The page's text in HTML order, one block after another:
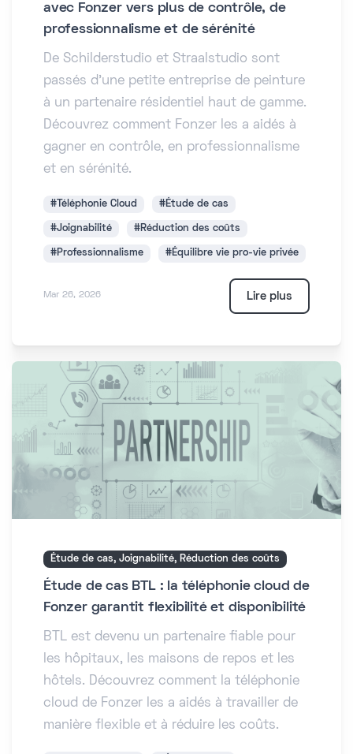
avec Fonzer vers plus de contrôle, de
professionnalisme et de sérénité
De Schilderstudio et Straalstudio sont
passés d’une petite entreprise de peinture
à un partenaire résidentiel haut de gamme.
Découvrez comment Fonzer les a aidés à
gagner en contrôle, en professionnalisme
et en sérénité.
#Téléphonie Cloud #Étude de cas
#Joignabilité #Réduction des coûts
#Professionnalisme #Équilibre vie pro-vie privée
Mar 26, 2026 Lire plus
Étude de cas, Joignabilité, Réduction des coûts
Étude de cas BTL : la téléphonie cloud de
Fonzer garantit flexibilité et disponibilité
BTL est devenu un partenaire fiable pour
les hôpitaux, les maisons de repos et les
hôtels. Découvrez comment la téléphonie
cloud de Fonzer les a aidés à travailler de
manière flexible et à réduire les coûts.